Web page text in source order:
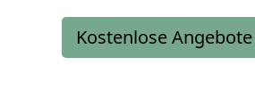
Kostenlose